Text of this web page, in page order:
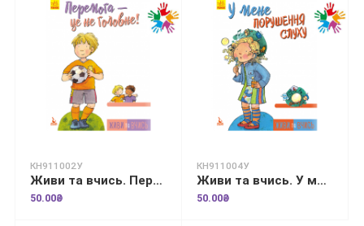
КН911002У
Живи та вчись. Перемога —це не головне
50.00₴
КН911004У
Живи та вчись. У мене порушення слуху
50.00₴